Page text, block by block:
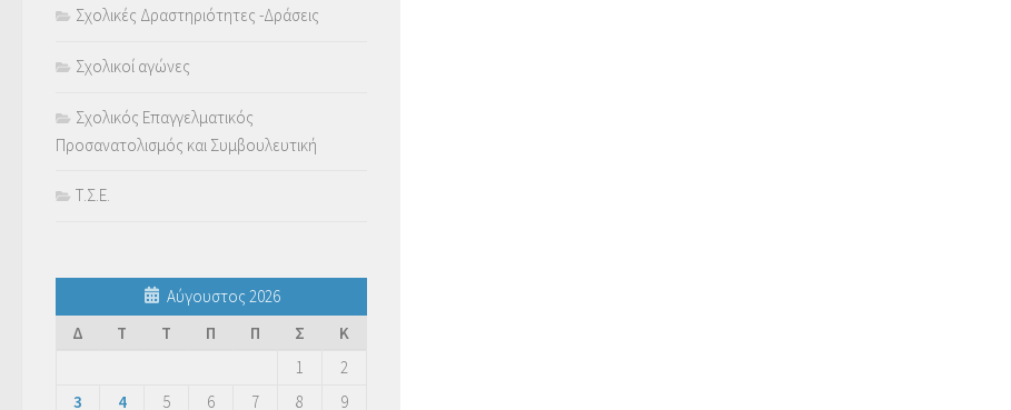
Σχολικές Δραστηριότητες -Δράσεις
Σχολικοί αγώνες
Σχολικός Επαγγελματικός
Προσανατολισμός και Συμβουλευτική
Τ.Σ.Ε.
Αύγουστος 2026
Δ
Τ Τ Π Π Σ
Κ
1
2
3
4 5 6 7 8 9